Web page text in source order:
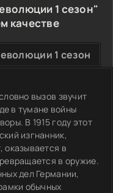
1 сезон"
качестве
1 сезон
вызов звучит
в тумане войны
В 1915 году этот
изгнанник,
оказывается в
в оружие.
дел Германии,
обычных